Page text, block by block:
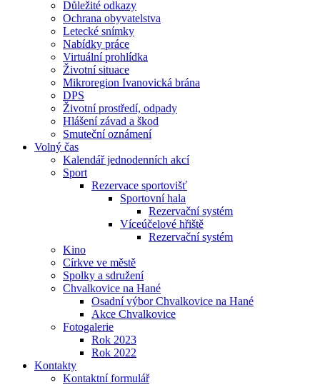
Důležité odkazy
Ochrana obyvatelstva
Letecké snímky
Nabídky práce
Virtuální prohlídka
Životní situace
Mikroregion Ivanovická brána
DPS
Životní prostředí, odpady
Hlášení závad a škod
Smuteční oznámení
Volný čas
Kalendář jednodenních akcí
Sport
Rezervace sportovišť
Sportovní hala
Rezervační systém
Víceúčelové hřiště
Rezervační systém
Kino
Církve ve městě
Spolky a sdružení
Chvalkovice na Hané
Osadní výbor Chvalkovice na Hané
Akce Chvalkovice
Fotogalerie
Rok 2023
Rok 2022
Kontakty
Kontaktní formulář